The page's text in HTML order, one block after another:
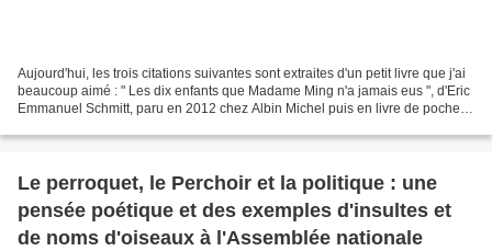
Aujourd'hui, les trois citations suivantes sont extraites d'un petit livre que j'ai
beaucoup aimé : " Les dix enfants que Madame Ming n'a jamais eus ", d'Eric
Emmanuel Schmitt, paru en 2012 chez Albin Michel puis en livre de poche.
Le perroquet, le Perchoir et la politique : une
pensée poétique et des exemples d'insultes et
de noms d'oiseaux à l'Assemblée nationale